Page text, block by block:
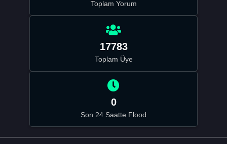
Toplam Yorum
17783
Toplam Üye
0
Son 24 Saatte Flood